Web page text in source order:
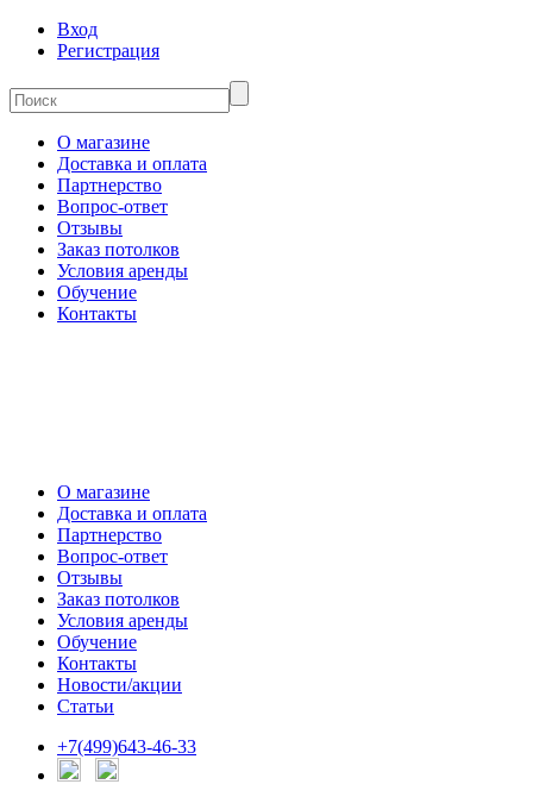
Вход
Регистрация
О магазине
Доставка и оплата
Партнерство
Вопрос-ответ
Отзывы
Заказ потолков
Условия аренды
Обучение
Контакты
О магазине
Доставка и оплата
Партнерство
Вопрос-ответ
Отзывы
Заказ потолков
Условия аренды
Обучение
Контакты
Новости/акции
Статьи
+7(499)643-46-33